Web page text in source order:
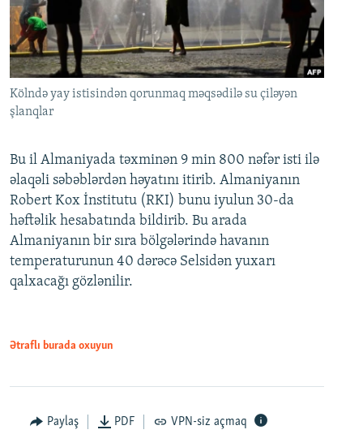
Kölndə yay istisindən qorunmaq məqsədilə su çiləyən
şlanqlar
Bu il Almaniyada təxminən 9 min 800 nəfər isti ilə
əlaqəli səbəblərdən həyatını itirib. Almaniyanın
Robert Kox İnstitutu (RKI) bunu iyulun 30-da
həftəlik hesabatında bildirib. Bu arada
Almaniyanın bir sıra bölgələrində havanın
temperaturunun 40 dərəcə Selsidən yuxarı
qalxacağı gözlənilir.
Ətraflı burada oxuyun
Paylaş PDF VPN-siz açmaq